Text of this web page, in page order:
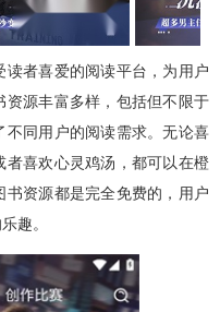
者喜爱的阅读平台，为用户
源丰富多样，包括但不限于
同用户的阅读需求。无论喜
喜欢心灵鸡汤，都可以在橙
资源都是完全免费的，用户
趣。